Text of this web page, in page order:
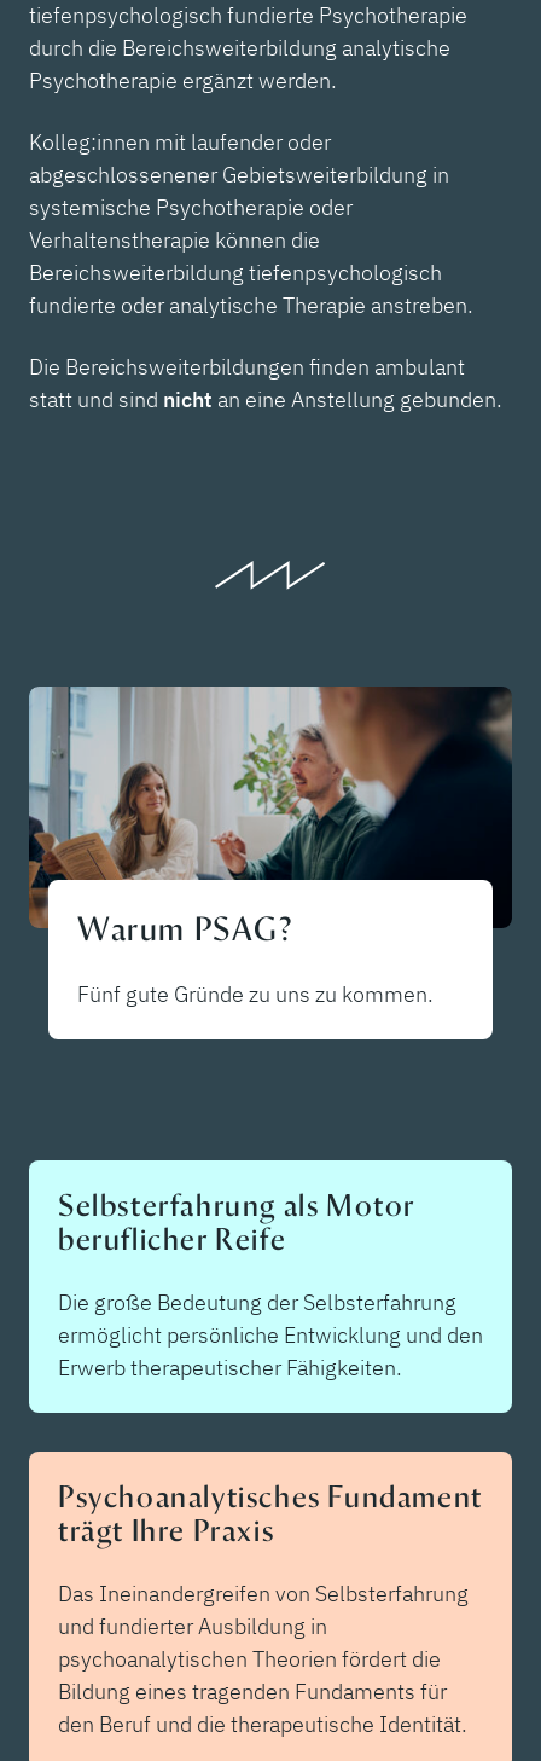
tiefenpsychologisch fundierte Psychotherapie
durch die Bereichsweiterbildung analytische
Psychotherapie ergänzt werden.
Kolleg:innen mit laufender oder
abgeschlossenener Gebietsweiterbildung in
systemische Psychotherapie oder
Verhaltenstherapie können die
Bereichsweiterbildung tiefenpsychologisch
fundierte oder analytische Therapie anstreben.
Die Bereichsweiterbildungen finden ambulant
statt und sind nicht an eine Anstellung gebunden.
Warum PSAG?
Fünf gute Gründe zu uns zu kommen.
Selbsterfahrung als Motor
beruflicher Reife
Die große Bedeutung der Selbsterfahrung
ermöglicht persönliche Entwicklung und den
Erwerb therapeutischer Fähigkeiten.
Psychoanalytisches Fundament
trägt Ihre Praxis
Das Ineinandergreifen von Selbsterfahrung
und fundierter Ausbildung in
psychoanalytischen Theorien fördert die
Bildung eines tragenden Fundaments für
den Beruf und die therapeutische Identität.